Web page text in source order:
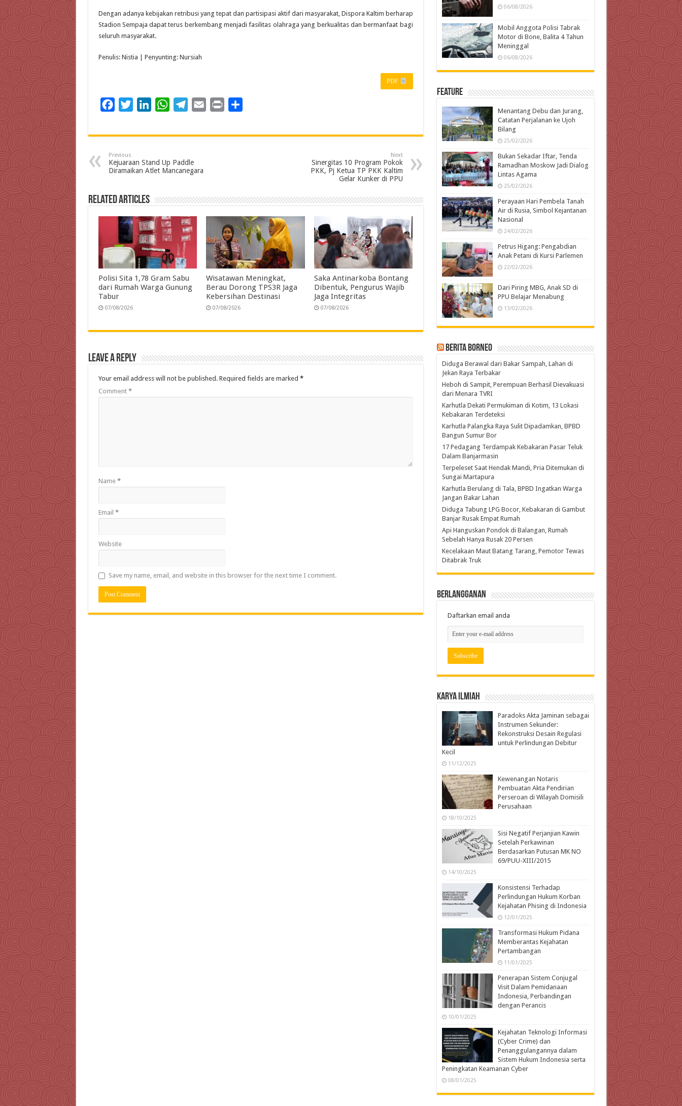
Dengan adanya kebijakan retribusi yang tepat dan partisipasi aktif dari masyarakat, Dispora Kaltim berharap
Stadion Sempaja dapat terus berkembang menjadi fasilitas olahraga yang berkualitas dan bermanfaat bagi
seluruh masyarakat.
Penulis: Nistia | Penyunting: Nursiah
PDF
c
b
o
k
i
t
e
n
e
d
n
W
a
s
A
p
l
g
r
m
a
i
a
Previous
Kejuaraan Stand Up Paddle
Diramaikan Atlet Mancanegara
Next
Sinergitas 10 Program Pokok
PKK, Pj Ketua TP PKK Kaltim
Gelar Kunker di PPU
Related Articles
Polisi Sita 1,78 Gram Sabu
dari Rumah Warga Gunung
Tabur
07/08/2026
Wisatawan Meningkat,
Berau Dorong TPS3R Jaga
Kebersihan Destinasi
07/08/2026
Saka Antinarkoba Bontang
Dibentuk, Pengurus Wajib
Jaga Integritas
07/08/2026
Leave a Reply
Your email address will not be published. Required fields are marked *
Comment *
Name *
Email *
Website
Save my name, email, and website in this browser for the next time I comment.
06/08/2026
Mobil Anggota Polisi Tabrak
Motor di Bone, Balita 4 Tahun
Meninggal
06/08/2026
Feature
Menantang Debu dan Jurang,
Catatan Perjalanan ke Ujoh
Bilang
25/02/2026
Bukan Sekadar Iftar, Tenda
Ramadhan Moskow Jadi Dialog
Lintas Agama
25/02/2026
Perayaan Hari Pembela Tanah
Air di Rusia, Simbol Kejantanan
Nasional
24/02/2026
Petrus Higang: Pengabdian
Anak Petani di Kursi Parlemen
22/02/2026
Dari Piring MBG, Anak SD di
PPU Belajar Menabung
13/02/2026
Berita Borneo
Diduga Berawal dari Bakar Sampah, Lahan di
Jekan Raya Terbakar
Heboh di Sampit, Perempuan Berhasil Dievakuasi
dari Menara TVRI
Karhutla Dekati Permukiman di Kotim, 13 Lokasi
Kebakaran Terdeteksi
Karhutla Palangka Raya Sulit Dipadamkan, BPBD
Bangun Sumur Bor
17 Pedagang Terdampak Kebakaran Pasar Teluk
Dalam Banjarmasin
Terpeleset Saat Hendak Mandi, Pria Ditemukan di
Sungai Martapura
Karhutla Berulang di Tala, BPBD Ingatkan Warga
Jangan Bakar Lahan
Diduga Tabung LPG Bocor, Kebakaran di Gambut
Banjar Rusak Empat Rumah
Api Hanguskan Pondok di Balangan, Rumah
Sebelah Hanya Rusak 20 Persen
Kecelakaan Maut Batang Tarang, Pemotor Tewas
Ditabrak Truk
Berlangganan
Daftarkan email anda
Karya Ilmiah
Paradoks Akta Jaminan sebagai
Instrumen Sekunder:
Rekonstruksi Desain Regulasi
untuk Perlindungan Debitur
Kecil
11/12/2025
Kewenangan Notaris
Pembuatan Akta Pendirian
Perseroan di Wilayah Domisili
Perusahaan
18/10/2025
Sisi Negatif Perjanjian Kawin
Setelah Perkawinan
Berdasarkan Putusan MK NO
69/PUU-XIII/2015
14/10/2025
Konsistensi Terhadap
Perlindungan Hukum Korban
Kejahatan Phising di Indonesia
12/01/2025
Transformasi Hukum Pidana
Memberantas Kejahatan
Pertambangan
11/01/2025
Penerapan Sistem Conjugal
Visit Dalam Pemidanaan
Indonesia, Perbandingan
dengan Perancis
10/01/2025
Kejahatan Teknologi Informasi
(Cyber Crime) dan
Penanggulangannya dalam
Sistem Hukum Indonesia serta
Peningkatan Keamanan Cyber
08/01/2025